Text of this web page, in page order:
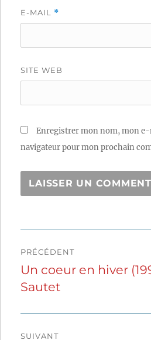
E-MAIL *
SITE WEB
Enregistrer mon nom, mon
navigateur pour mon prochain
de
l’article
PRÉCÉDENT
Publication
précédente :
Un coeur en hiver
Sautet
SUIVANT